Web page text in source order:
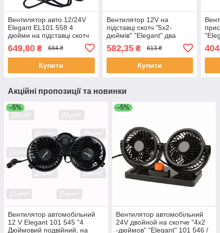
Вентилятор авто 12/24V
Elegant EL101 558 4
дюйми на підставці скотч
649,80 ₴ 684 ₴
Купити
Вентилятор 12V на
підставці скотч "5x2-
дюймів" "Elegant" два
582,35₴ 613 ₴
Купити
Акційні пропозиції та новинки
–5%
Вентилятор автомобільний
12 V Elegant 101 545 "4
Дюймовий подвійний, на
–5%
Вентилятор автомобільний
24V двойной на скотче "4x2
-дюймов" "Elegant" 101 546 /